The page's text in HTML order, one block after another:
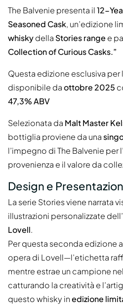
The Balvenie presenta il12-
Seasoned Cask, un’edizione
whiskydella Stories range e
Collection of Curious Casks.”
Questa edizione esclusiva per
disponibile daottobre 2025
47,3% ABV
Selezionata da Malt Master
bottiglia proviene da una
l’impegno di The Balvenie per
provenienza e il valore da
Design e
La serie Stories viene narrata
illustrazioni personalizzate
Lovell.
Per questa seconda edizione
opera di Lovell—l’etichetta
mentre estrae un campione
catturando la creatività e
questo whisky inedizione